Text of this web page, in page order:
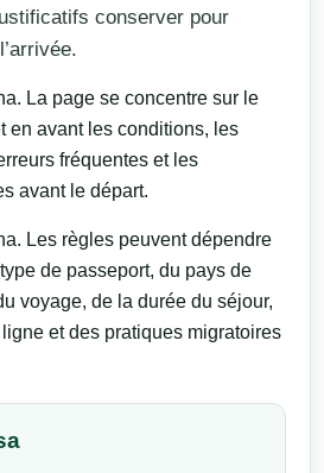
conserver pour
La page se concentre sur le
en avant les conditions, les
fréquentes et les
avant le départ.
Les règles peuvent dépendre
de passeport, du pays de
voyage, de la durée du séjour,
et des pratiques migratoires